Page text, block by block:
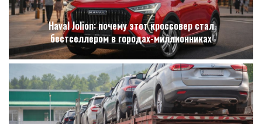
Haval Jolion: почему этот кроссовер стал
бестселлером в городах-миллионниках